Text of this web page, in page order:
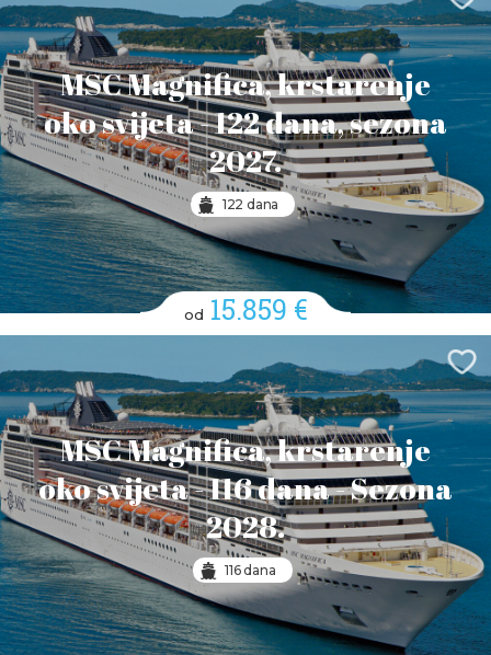
MSC Magnifica, krstarenje
oko svijeta - 122 dana, sezona
2027.
122 dana
od 15.859 €
MSC Magnifica, krstarenje
oko svijeta - 116 dana - Sezona
2028.
116 dana